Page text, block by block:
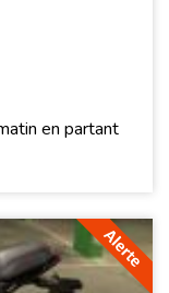
en partant